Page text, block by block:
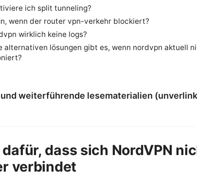
ich split tunneling?
wenn der router vpn-verkehr blockiert?
wirklich keine logs?
alternativen lösungen gibt es, wenn nordvpn aktuell
weiterführende lesematerialien
dass sich NordVPN
verbindet